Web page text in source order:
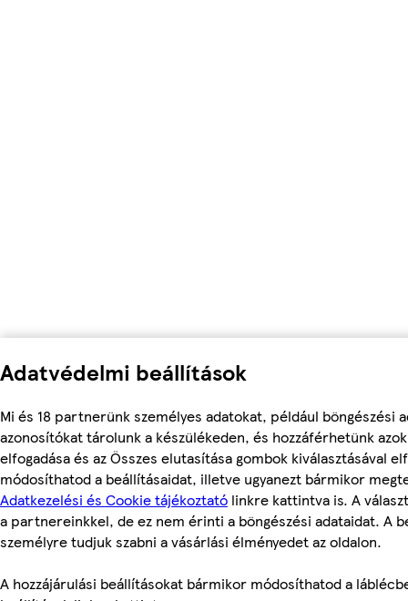
Adatvédelmi beállítások
Mi és 18 partnerünk személyes adatokat, például böngészési
azonosítókat tárolunk a készülékeden, és hozzáférhetünk
elfogadása és az Összes elutasítása gombok kiválasztásával
módosíthatod a beállításaidat, illetve ugyanezt bármikor
Adatkezelési és Cookie tájékoztató linkre kattintva is. A
a partnereinkkel, de ez nem érinti a böngészési adataidat. A
személyre tudjuk szabni a vásárlási élményedet az oldalon.
A hozzájárulási beállításokat bármikor módosíthatod a